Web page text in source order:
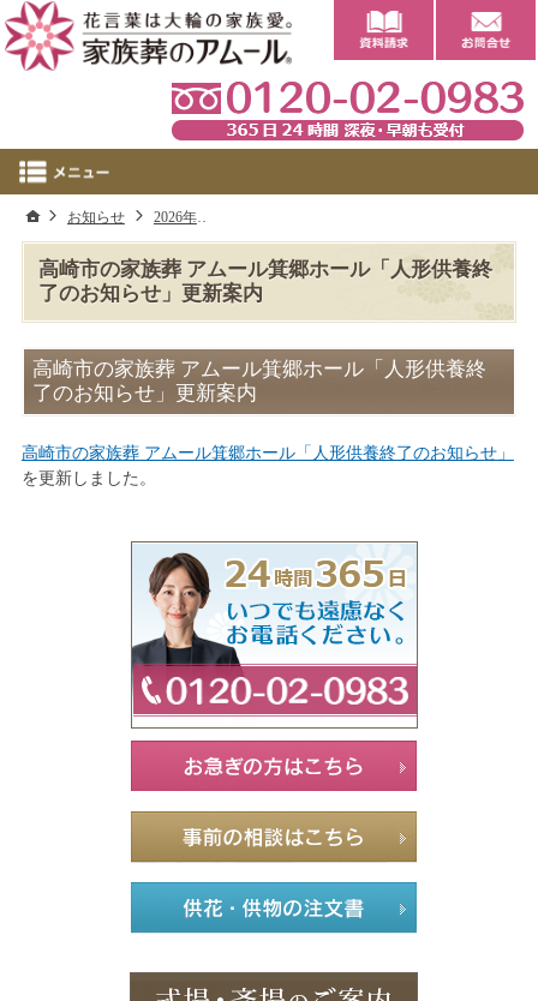
高崎市の家族葬 アムール箕郷ホール「人形供養終
了のお知らせ」更新案内
高崎市の家族葬 アムール箕郷ホール「人形供養終
了のお知らせ」更新案内
高崎市の家族葬 アムール箕郷ホール「人形供養終了のお知らせ」
を更新しました。
ホーム
お知らせ 2026年